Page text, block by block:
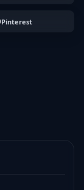
Pinterest